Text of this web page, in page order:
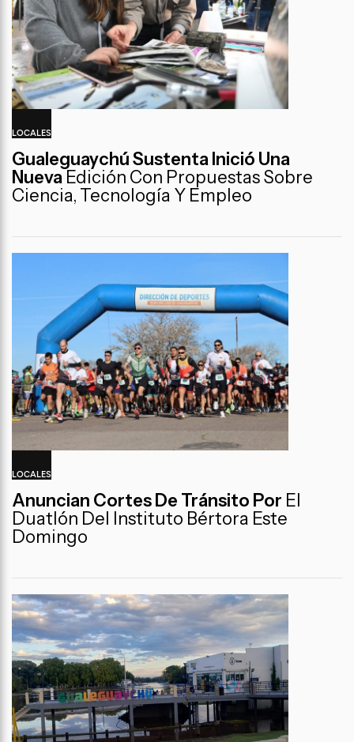
LOCALES
Gualeguaychú Sustenta Inició Una
Nueva Edición Con Propuestas Sobre
Ciencia, Tecnología Y Empleo
LOCALES
Anuncian Cortes De Tránsito Por El
Duatlón Del Instituto Bértora Este
Domingo